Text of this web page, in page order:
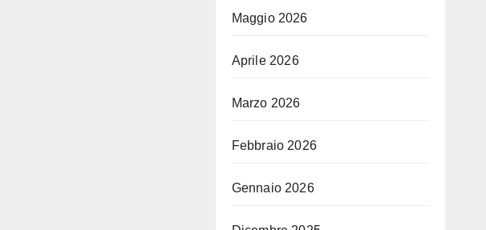
Maggio 2026
Aprile 2026
Marzo 2026
Febbraio 2026
Gennaio 2026